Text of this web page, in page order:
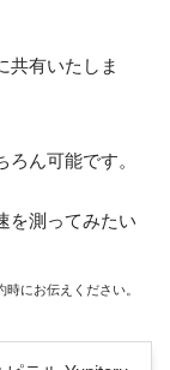
共有いたしま
ん可能です。
を測ってみたい
にお伝えください。